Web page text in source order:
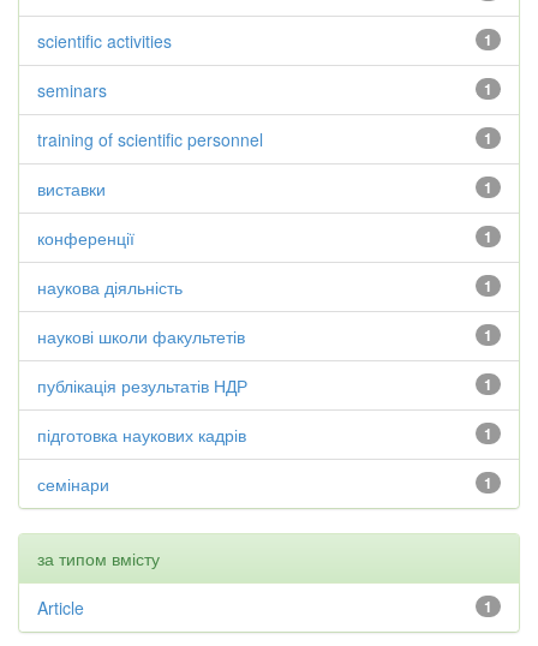
1
scientific activities
1
seminars
1
training of scientific personnel
1
виставки
1
конференції
1
наукова діяльність
1
наукові школи факультетів
1
публікація результатів НДР
1
підготовка наукових кадрів
1
семінари
за типом вмісту
1
Article